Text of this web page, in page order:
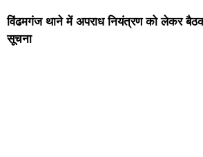
विंढमगंज थाने में अपराध नियंत्रण को लेकर
सूचना